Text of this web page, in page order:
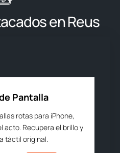
en Reus
Pantalla
rotas para iPhone,
acto. Recupera el brillo y
táctil original.